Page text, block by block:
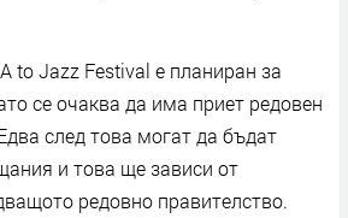
to Jazz Festival е планиран за
се очаква да има приет редовен
след това могат да бъдат
и това ще зависи от
редовно правителство.